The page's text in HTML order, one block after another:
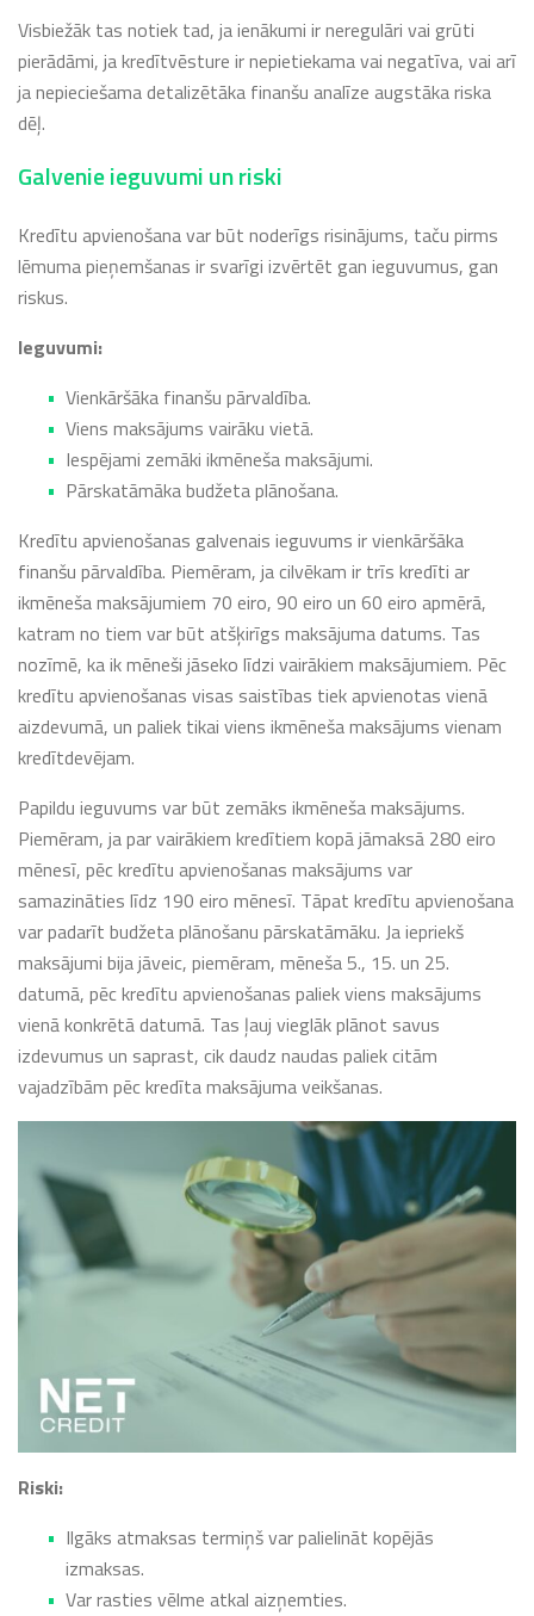
Visbiežāk tas notiek tad, ja ienākumi ir neregulāri vai grūti
pierādāmi, ja kredītvēsture ir nepietiekama vai negatīva, vai arī
ja nepieciešama detalizētāka finanšu analīze augstāka riska
dēļ.
Galvenie ieguvumi un riski
Kredītu apvienošana var būt noderīgs risinājums, taču pirms
lēmuma pieņemšanas ir svarīgi izvērtēt gan ieguvumus, gan
riskus.
Ieguvumi:
Vienkāršāka finanšu pārvaldība.
Viens maksājums vairāku vietā.
Iespējami zemāki ikmēneša maksājumi.
Pārskatāmāka budžeta plānošana.
Kredītu apvienošanas galvenais ieguvums ir vienkāršāka
finanšu pārvaldība. Piemēram, ja cilvēkam ir trīs kredīti ar
ikmēneša maksājumiem 70 eiro, 90 eiro un 60 eiro apmērā,
katram no tiem var būt atšķirīgs maksājuma datums. Tas
nozīmē, ka ik mēneši jāseko līdzi vairākiem maksājumiem. Pēc
kredītu apvienošanas visas saistības tiek apvienotas vienā
aizdevumā, un paliek tikai viens ikmēneša maksājums vienam
kredītdevējam.
Papildu ieguvums var būt zemāks ikmēneša maksājums.
Piemēram, ja par vairākiem kredītiem kopā jāmaksā 280 eiro
mēnesī, pēc kredītu apvienošanas maksājums var
samazināties līdz 190 eiro mēnesī. Tāpat kredītu apvienošana
var padarīt budžeta plānošanu pārskatāmāku. Ja iepriekš
maksājumi bija jāveic, piemēram, mēneša 5., 15. un 25.
datumā, pēc kredītu apvienošanas paliek viens maksājums
vienā konkrētā datumā. Tas ļauj vieglāk plānot savus
izdevumus un saprast, cik daudz naudas paliek citām
vajadzībām pēc kredīta maksājuma veikšanas.
Riski:
Ilgāks atmaksas termiņš var palielināt kopējās
izmaksas.
Var rasties vēlme atkal aizņemties.